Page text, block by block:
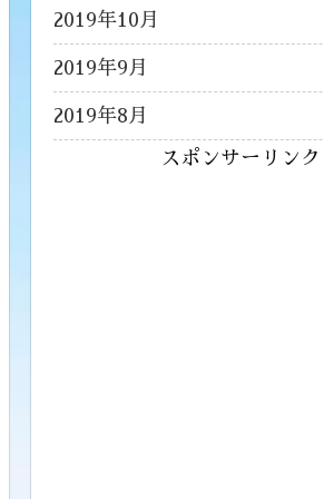
2019年10月
2019年9月
2019年8月
スポンサーリンク